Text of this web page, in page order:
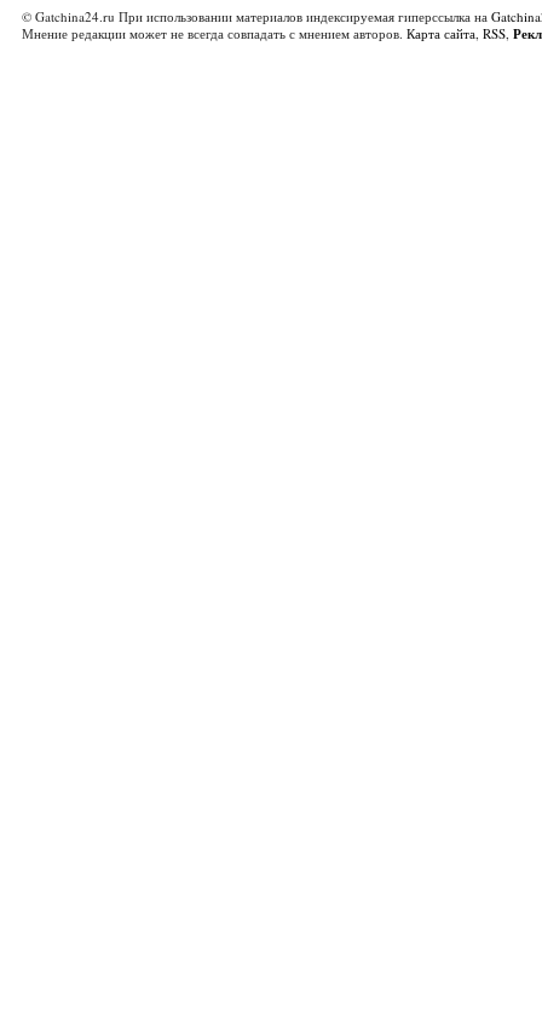
© Gatchina24.ru При использовании материалов индексируемая гиперссылка на
Мнение редакции может не всегда совпадать с мнением авторов. Карта сайта, RSS,